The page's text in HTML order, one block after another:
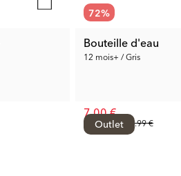
72%
Bouteille d'eau
12 mois+ / Gris
Prix préc.: 24.99 €
7.00 €
Outlet